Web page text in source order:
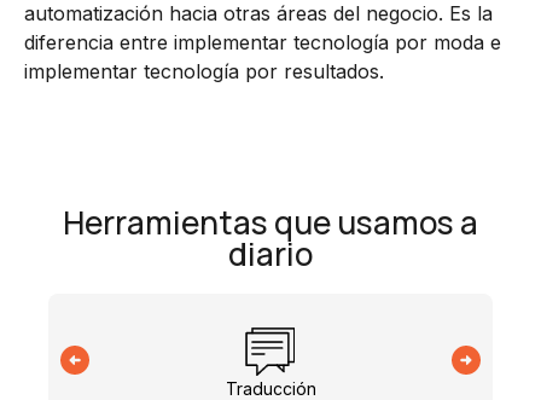
automatización hacia otras áreas del negocio. Es la
diferencia entre implementar tecnología por moda e
implementar tecnología por resultados.
Herramientas que usamos a
diario
Traducción